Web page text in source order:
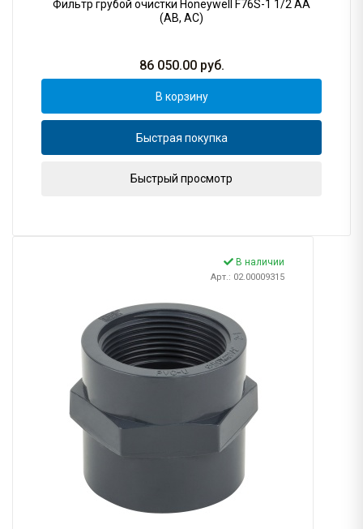
Фильтр грубой очистки Honeywell F76S-1 1/2 АА
(AB, AC)
86 050.00руб.
В корзину
Быстрая покупка
Быстрый просмотр
В наличии
Арт.: 02.00009315